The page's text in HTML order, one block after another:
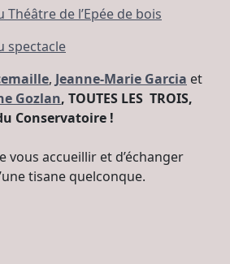
de l’Epée de bois
spectacle
, Jeanne-Marie Garcia et
Gozlan, TOUTES LES TROIS,
Conservatoire !
vous accueillir et d’échanger
tisane quelconque.